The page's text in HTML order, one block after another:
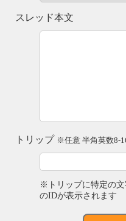
スレッド本文
トリップ ※任意 半角英数8-
※トリップに特定の
のIDが表示されます